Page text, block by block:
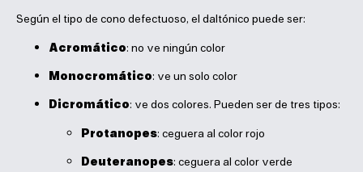
Según el tipo de cono defectuoso, el daltónico puede ser:
Acromático: no ve ningún color
Monocromático: ve un solo color
Dicromático: ve dos colores. Pueden ser de tres tipos:
Protanopes: ceguera al color rojo
Deuteranopes: ceguera al color verde